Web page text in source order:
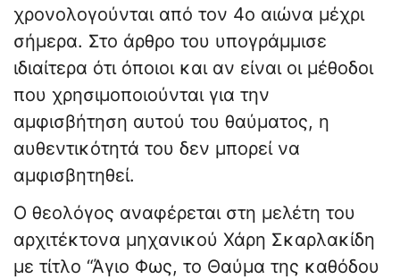
χρονολογούνται από τον 4ο αιώνα μέχρι
σήμερα. Στο άρθρο του υπογράμμισε
ιδιαίτερα ότι όποιοι και αν είναι οι μέθοδοι
που χρησιμοποιούνται για την
αμφισβήτηση αυτού του θαύματος, η
αυθεντικότητά του δεν μπορεί να
αμφισβητηθεί.
Ο θεολόγος αναφέρεται στη μελέτη του
αρχιτέκτονα μηχανικού Χάρη Σκαρλακίδη
με τίτλο “Άγιο Φως, το Θαύμα της καθόδου